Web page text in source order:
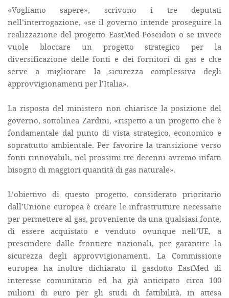
«Vogliamo sapere», scrivono i tre deputati
nell’interrogazione, «se il governo intende proseguire la
realizzazione del progetto EastMed-Poseidon o se invece
vuole bloccare un progetto strategico per la
diversificazione delle fonti e dei fornitori di gas e che
serve a migliorare la sicurezza complessiva degli
approvvigionamenti per l’Italia».
La risposta del ministero non chiarisce la posizione del
governo, sottolinea Zardini, «rispetto a un progetto che è
fondamentale dal punto di vista strategico, economico e
soprattutto ambientale. Per favorire la transizione verso
fonti rinnovabili, nel prossimi tre decenni avremo infatti
bisogno di maggiori quantità di gas naturale».
L’obiettivo di questo progetto, considerato prioritario
dall’Unione europea è creare le infrastrutture necessarie
per permettere al gas, proveniente da una qualsiasi fonte,
di essere acquistato e venduto ovunque nell’UE, a
prescindere dalle frontiere nazionali, per garantire la
sicurezza degli approvvigionamenti. La Commissione
europea ha inoltre dichiarato il gasdotto EastMed di
interesse comunitario ed ha già anticipato circa 100
milioni di euro per gli studi di fattibilità, in attesa